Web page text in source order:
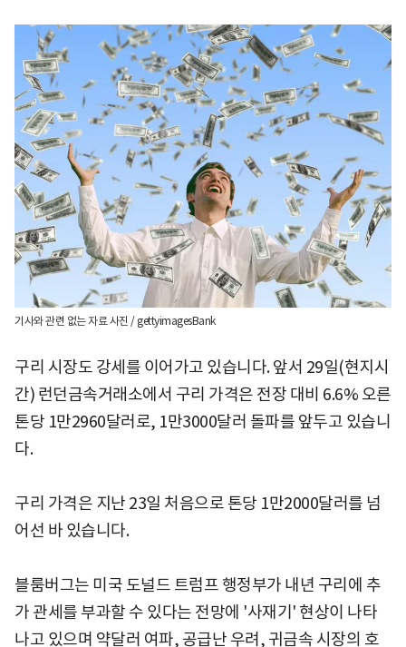
기사와 관련 없는 자료 사진 / gettyimagesBank
구리 시장도 강세를 이어가고 있습니다. 앞서 29일(현지시
간) 런던금속거래소에서 구리 가격은 전장 대비 6.6% 오른
톤당 1만2960달러로, 1만3000달러 돌파를 앞두고 있습니
다.
구리 가격은 지난 23일 처음으로 톤당 1만2000달러를 넘
어선 바 있습니다.
블룸버그는 미국 도널드 트럼프 행정부가 내년 구리에 추
가 관세를 부과할 수 있다는 전망에 '사재기' 현상이 나타
나고 있으며 약달러 여파, 공급난 우려, 귀금속 시장의 호